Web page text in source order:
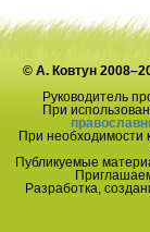
© А. Ковтун
Руководитель
При
При необходимости
Публикуемые
Разработка,